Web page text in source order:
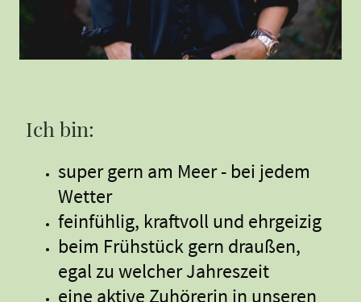
Ich bin:
super gern am Meer - bei jedem
Wetter
feinfühlig, kraftvoll und ehrgeizig
beim Frühstück gern draußen,
egal zu welcher Jahreszeit
eine aktive Zuhörerin in unseren